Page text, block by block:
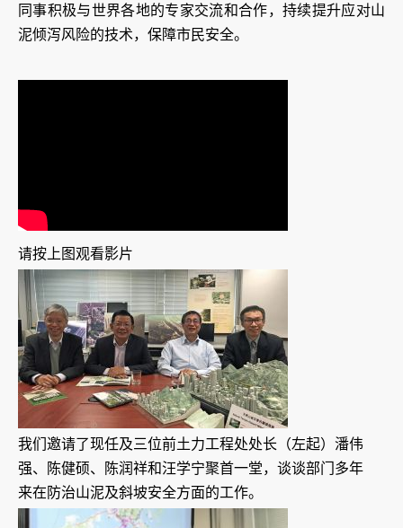
同事积极与世界各地的专家交流和合作，持续提升应对山
泥倾泻风险的技术，保障市民安全。
请按上图观看影片
我们邀请了现任及三位前土力工程处处长（左起）潘伟
强、陈健硕、陈润祥和汪学宁聚首一堂，谈谈部门多年
来在防治山泥及斜坡安全方面的工作。